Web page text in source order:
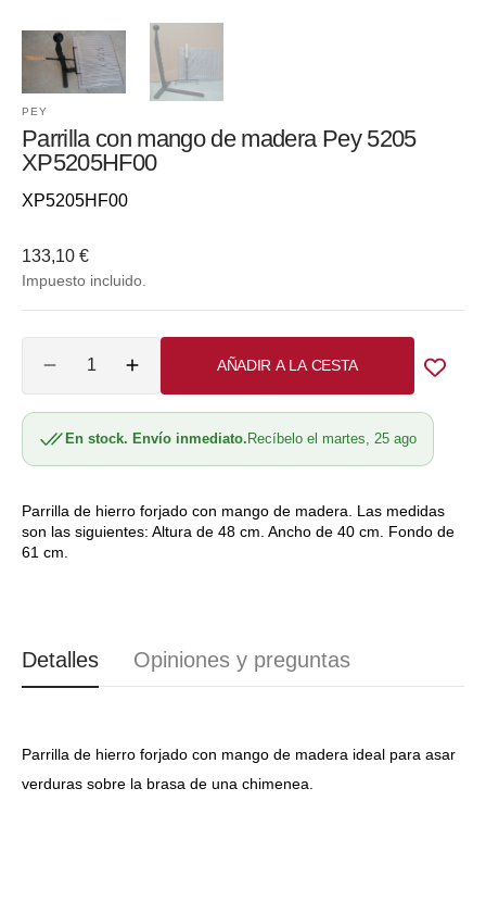
PEY
Parrilla con mango de madera Pey 5205
XP5205HF00
Referencia::
XP5205HF00
Precio
habitual
133,10 €
Impuesto incluido.
Reducir
cantidad
para
Parrilla
con
de
madera
Pey
Aumentar
cantidad
para
Parrilla
con
de
madera
AÑADIR A LA CESTA
En stock. Envío inmediato. Recíbelo el martes, 25 ago
Parrilla de hierro forjado con mango de madera. Las medidas
son las siguientes: Altura de 48 cm. Ancho de 40 cm. Fondo de
61 cm.
Detalles Opiniones y preguntas
Parrilla de hierro forjado con mango de madera ideal para asar
verduras sobre la brasa de una chimenea.